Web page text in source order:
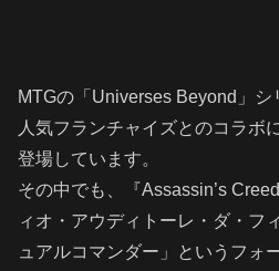
MTGの「Universes Beyond」
人気フランチャイズとのコラボ
登場しています。
その中でも、『Assassin’s
ィオ・アウディトーレ・ダ・フ
ュアルコマンダー」というフォ